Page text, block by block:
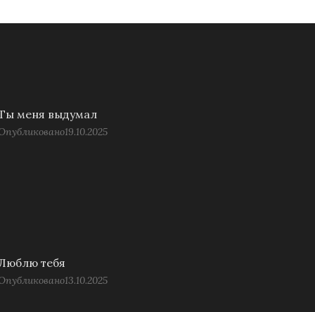
меня выдумал
19.10.2025
тебя
13.10.2025